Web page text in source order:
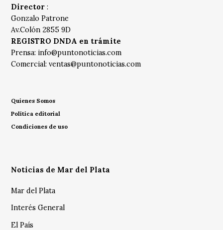
Director :
Gonzalo Patrone
Av.Colón 2855 9D
REGISTRO DNDA en trámite
Prensa: info@puntonoticias.com
Comercial:ventas@puntonoticias.com
Quienes Somos
Política editorial
Condiciones de uso
Noticias de Mar del Plata
Mar del Plata
Interés General
El País